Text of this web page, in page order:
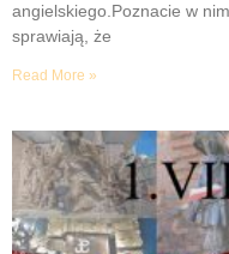
angielskiego.Poznacie w
sprawiają, że
Read More »